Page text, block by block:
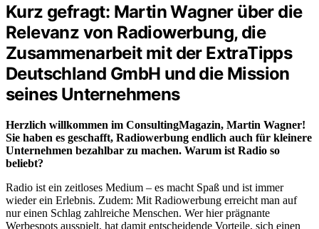
Kurz gefragt: Martin Wagner über die
Relevanz von Radiowerbung, die
Zusammenarbeit mit der ExtraTipps
Deutschland GmbH und die Mission
seines Unternehmens
Herzlich willkommen im ConsultingMagazin, Martin Wagner!
Sie haben es geschafft, Radiowerbung endlich auch für kleinere
Unternehmen bezahlbar zu machen. Warum ist Radio so
beliebt?
Radio ist ein zeitloses Medium – es macht Spaß und ist immer
wieder ein Erlebnis. Zudem: Mit Radiowerbung erreicht man auf
nur einen Schlag zahlreiche Menschen. Wer hier prägnante
Werbespots ausspielt, hat damit entscheidende Vorteile, sich einen